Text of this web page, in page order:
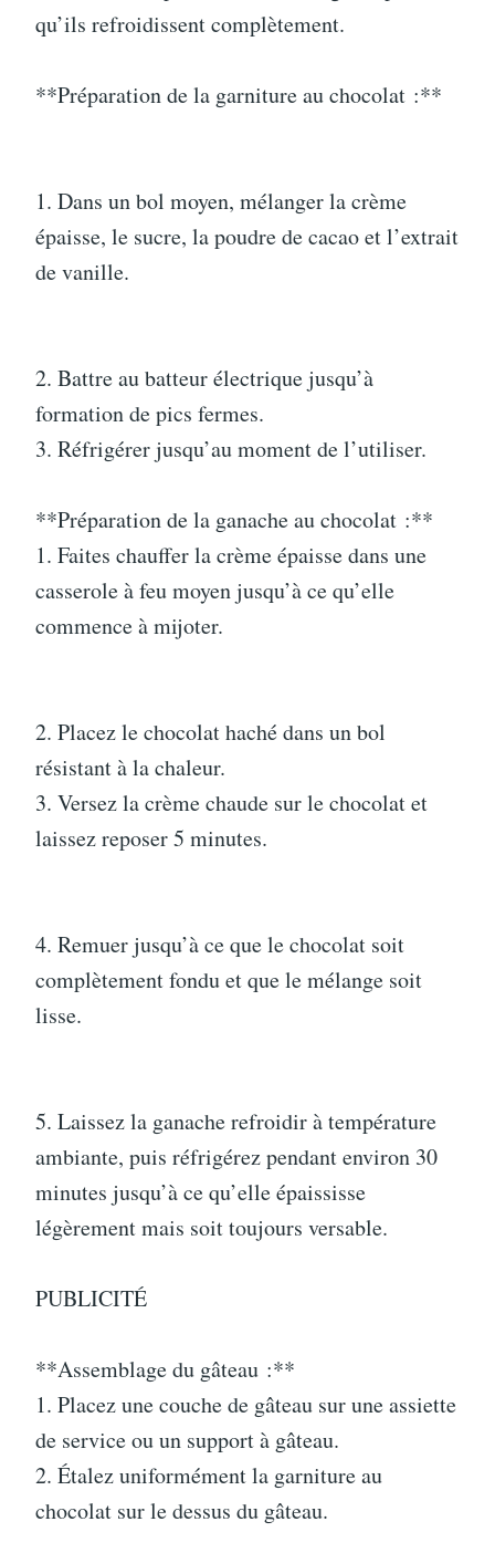
qu’ils refroidissent complètement.
**Préparation de la garniture au chocolat :**
1. Dans un bol moyen, mélanger la crème
épaisse, le sucre, la poudre de cacao et l’extrait
de vanille.
2. Battre au batteur électrique jusqu’à
formation de pics fermes.
3. Réfrigérer jusqu’au moment de l’utiliser.
**Préparation de la ganache au chocolat :**
1. Faites chauffer la crème épaisse dans une
casserole à feu moyen jusqu’à ce qu’elle
commence à mijoter.
2. Placez le chocolat haché dans un bol
résistant à la chaleur.
3. Versez la crème chaude sur le chocolat et
laissez reposer 5 minutes.
4. Remuer jusqu’à ce que le chocolat soit
complètement fondu et que le mélange soit
lisse.
5. Laissez la ganache refroidir à température
ambiante, puis réfrigérez pendant environ 30
minutes jusqu’à ce qu’elle épaississe
légèrement mais soit toujours versable.
PUBLICITÉ
**Assemblage du gâteau :**
1. Placez une couche de gâteau sur une assiette
de service ou un support à gâteau.
2. Étalez uniformément la garniture au
chocolat sur le dessus du gâteau.